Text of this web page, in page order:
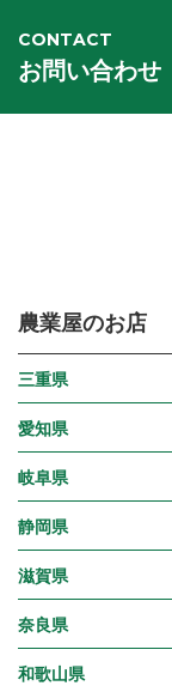
CONTACT
お問い合わせ
農業屋のお店
三重県
愛知県
岐阜県
静岡県
滋賀県
奈良県
和歌山県